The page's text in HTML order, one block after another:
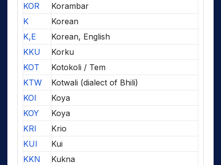
KOR
Korambar
K
Korean
K,E
Korean, English
KKU
Korku
KOT
Kotokoli / Tem
KTW
Kotwali (dialect of Bhili)
KOI
Koya
KOY
Koya
KRI
Krio
KUI
Kui
KKN
Kukna